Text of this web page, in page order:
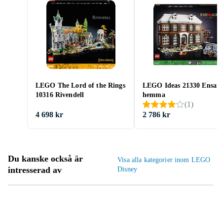
LEGO The Lord of the Rings
10316 Rivendell
4 698 kr
LEGO Ideas 21330
hemma
(1)
2 786 kr
Du kanske också är
intresserad av
Visa alla kategorier inom LEGO
Disney